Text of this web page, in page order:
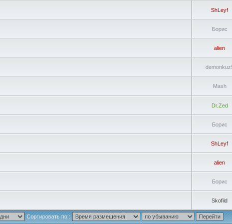
ShLeyf
Борис
alien
Mash
Dr.Zed
Борис
ShLeyf
alien
Борис
Skofild
Сортировать по::